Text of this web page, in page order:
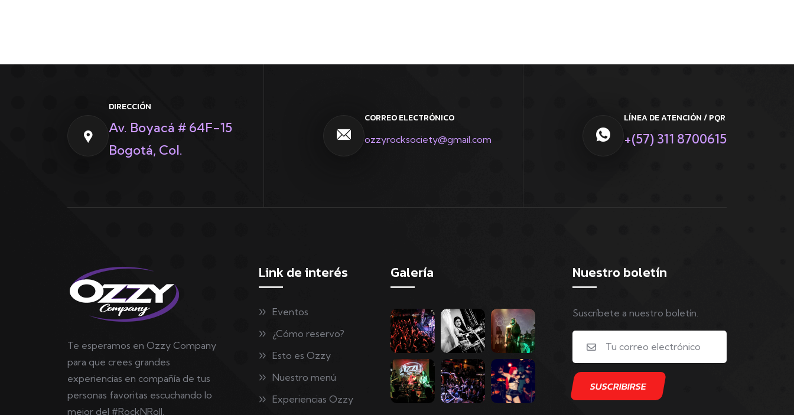
DIRECCIÓN
Av. Boyacá # 64F-15
Bogotá, Col.
CORREO ELECTRÓNICO
ozzyrocksociety@gmail.com
LÍNEA DE ATENCIÓN / PQR
+(57) 311 8700615
Te esperamos en Ozzy Company
para que crees grandes
experiencias en compañía de tus
personas favoritas escuchando lo
mejor del #RockNRoll.
Link de interés
Eventos
¿Cómo reservo?
Esto es Ozzy
Nuestro menú
Experiencias Ozzy
Galería Nuestro boletín
Suscríbete a nuestro boletín.